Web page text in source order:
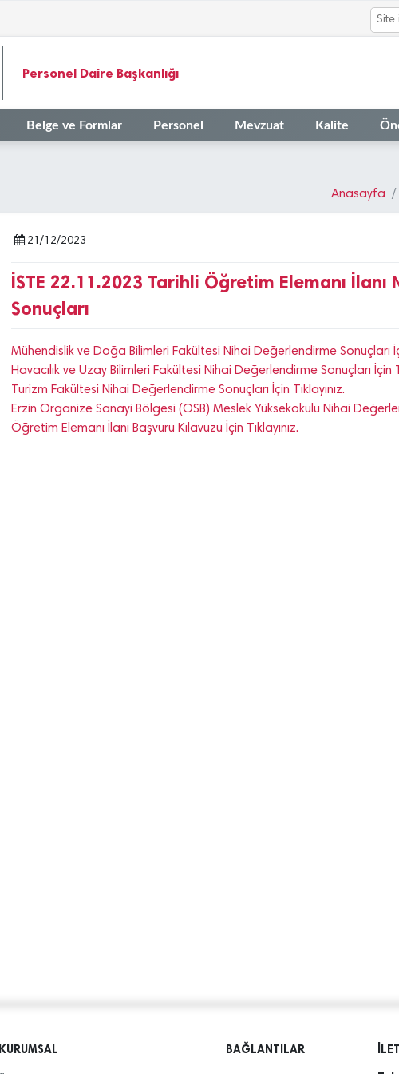
Personel Daire Başkanlığı
Belge ve Formlar Personel Mevzuat Kalite
Anasayfa
21/12/2023
İSTE 22.11.2023 Tarihli Öğretim Elemanı
Sonuçları
Mühendislik ve Doğa Bilimleri Fakültesi Nihai Değerlendirme Sonuçları
Havacılık ve Uzay Bilimleri Fakültesi Nihai Değerlendirme Sonuçları İçin
Turizm Fakültesi Nihai Değerlendirme Sonuçları İçin Tıklayınız.
Erzin Organize Sanayi Bölgesi (OSB) Meslek Yüksekokulu Nihai
Öğretim Elemanı İlanı Başvuru Kılavuzu İçin Tıklayınız.
KURUMSAL BAĞLANTILAR